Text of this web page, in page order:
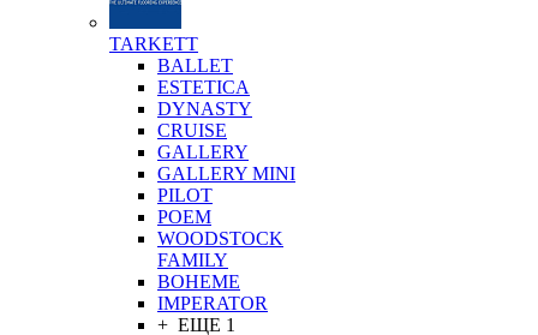
TARKETT
BALLET
ESTETICA
DYNASTY
CRUISE
GALLERY
GALLERY MINI
PILOT
POEM
WOODSTOCK
FAMILY
BOHEME
IMPERATOR
+ ЕЩЕ 1